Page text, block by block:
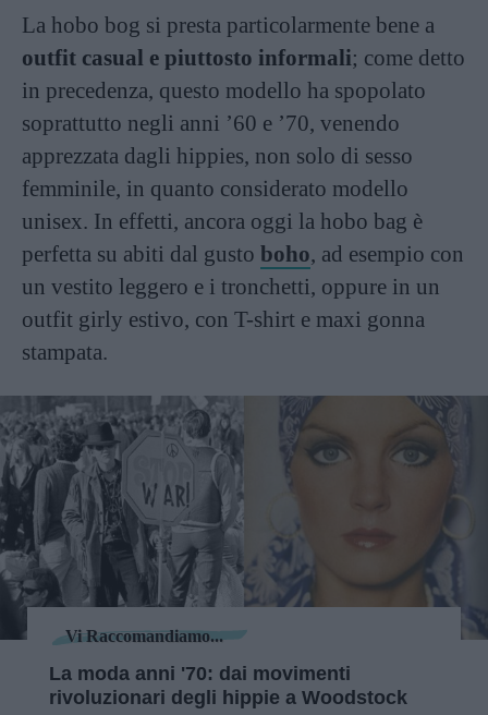
La hobo bog si presta particolarmente bene a
outfit casual e piuttosto informali; come detto
in precedenza, questo modello ha spopolato
soprattutto negli anni ’60 e ’70, venendo
apprezzata dagli hippies, non solo di sesso
femminile, in quanto considerato modello
unisex. In effetti, ancora oggi la hobo bag è
perfetta su abiti dal gusto boho, ad esempio con
un vestito leggero e i tronchetti, oppure in un
outfit girly estivo, con T-shirt e maxi gonna
stampata.
Vi Raccomandiamo...
La moda anni '70: dai movimenti
rivoluzionari degli hippie a Woodstock